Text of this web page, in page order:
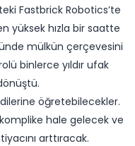
Fastbrick Robotics’te
yüksek hızla bir saatte
mülkün çerçevesini
binlerce yıldır ufak
öğretebilecekler.
hale gelecek ve
arttıracak.